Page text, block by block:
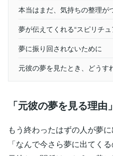
本当はまだ、気持ちの整理が
夢が伝えてくれる“スピリチ
夢に振り回されないために
元彼の夢を見たとき、どうす
「元彼の夢を見る理由
もう終わったはずの人が夢
「なんで今さら夢に出てく